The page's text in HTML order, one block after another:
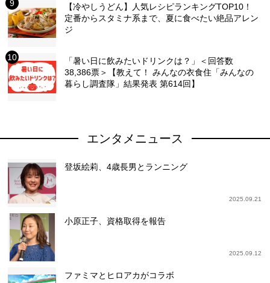
【冷やしうどん】人気レシピランキングTOP10！
定番からスタミナ系まで、夏に食べたい絶品アレン
ジ
「暑い日に飲みたいドリンクは？」＜回答数
38,386票＞【教えて！ みんなの衣食住「みんなの
暮らし調査隊」結果発表 第614回】
エンタメニュース
登坂絵莉、4歳長男とランニング
2025.09.21
小原正子、資格取得を報告
2025.09.12
ファミマとヒロアカがコラボ